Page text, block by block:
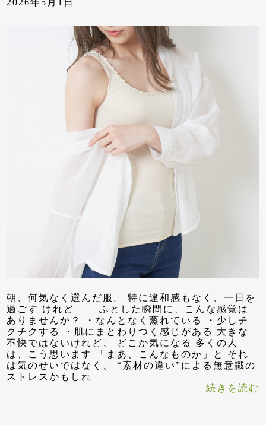
朝、何気なく選んだ服。 特に違和感もなく、一日を
過ごす けれど—— ふとした瞬間に、こんな感覚は
ありませんか？ ・なんとなく蒸れている ・少しチ
クチクする ・肌にまとわりつく感じがある 大きな
不快ではないけれど、 どこか気になる 多くの人
は、こう思います 「まあ、こんなものか」と それ
は気のせいではなく、 “素材の違い”による無意識の
ストレスかもしれ
続きを読む